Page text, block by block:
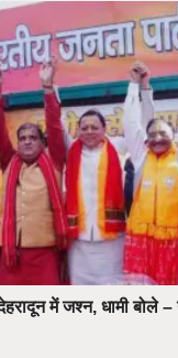
में जश्न, धामी बोले –